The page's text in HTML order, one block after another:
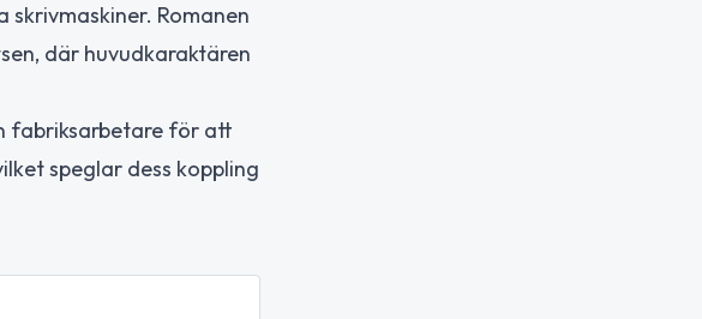
Romanen
där huvudkaraktären
fabriksarbetare för att
speglar dess koppling